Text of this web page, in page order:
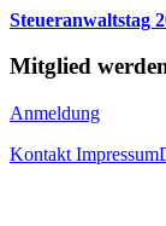
Steueranwaltstag
Mitglied
Anmeldung
Kontakt Impressum